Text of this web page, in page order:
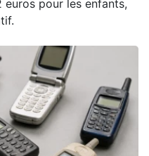
euros pour les enfants,